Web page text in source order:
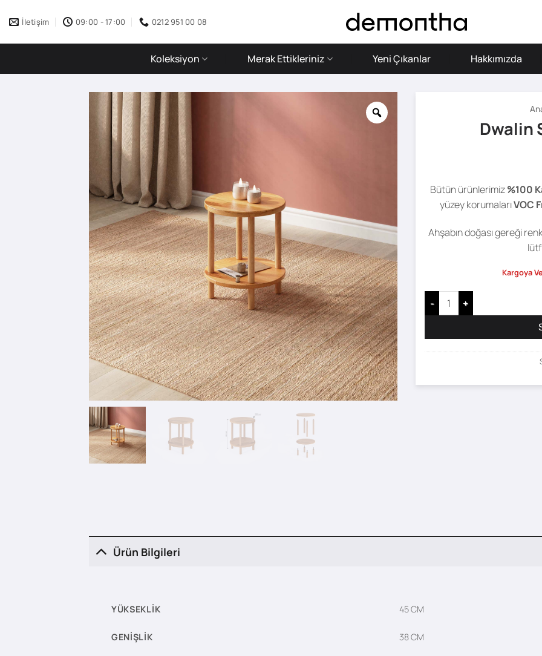
atla
İletişim 09:00 - 17:00 0212 951 00 08
Koleksiyon Merak Ettikleriniz Yeni Çıkanlar Hakkımızda
Dwalin
Bütün ürünlerimiz%100
yüzey korumalarıVOC
Ahşabın doğası gereği
Kargoya
Dwalin Sehpa - 38 x 38 adet
Ürün Bilgileri
YÜKSEKLIK 45 CM
GENIŞLIK 38 CM